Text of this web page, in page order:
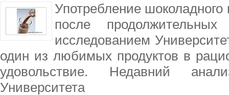
Употребление
после
исследованием
один из любимых продуктов в
удовольствие. Недавний
Университета